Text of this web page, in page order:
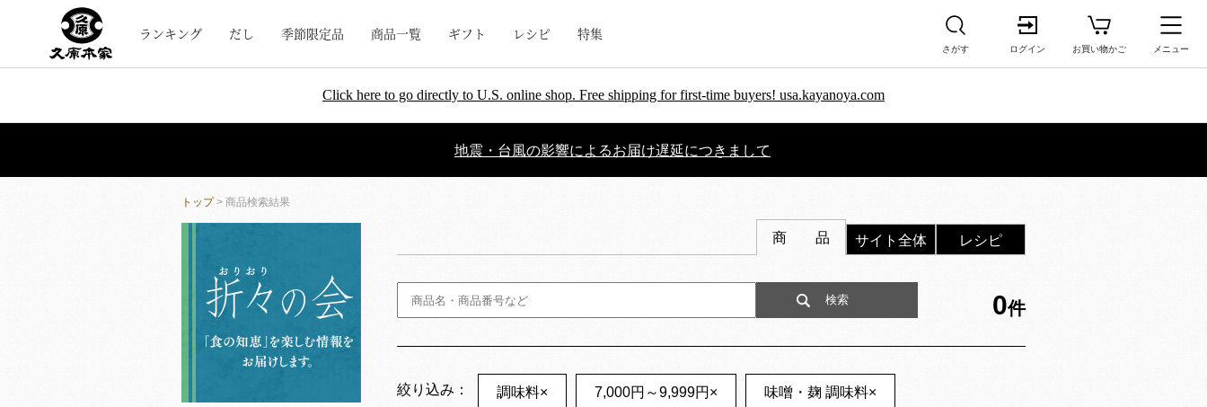
ランキング だし 季節限定品 商品一覧 ギフト レシピ 特集
さがす ログイン お買い物かご メニュー
Click here to go directly to U.S. online shop. Free shipping for first-time buyers! usa.kayanoya.com
地震・台風の影響によるお届け遅延につきまして
トップ> 商品検索結果
商 品 サイト全体 レシピ
0件
絞り込み： 調味料× 7,000円～9,999円 × 味噌・麹 調味料×